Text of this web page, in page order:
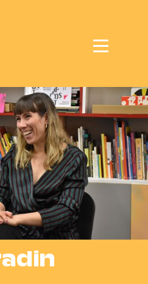
Menu